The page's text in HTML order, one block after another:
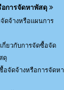
การจัดหาพัสดุ
ดจ้างหรือแผนการ
กี่ยวกับการจัดซื้อจัด
ดุ
อจัดจ้างหรือการจัดหา